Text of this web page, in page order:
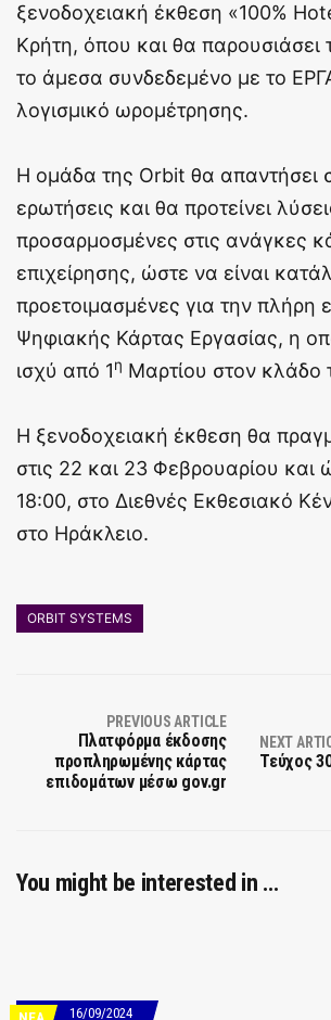
ξενοδοχειακή έκθεση «100%
Κρήτη, όπου και θα παρουσιάσει
το άμεσα συνδεδεμένο με το
λογισμικό ωρομέτρησης.
Η ομάδα της Orbit θα απαντήσει
ερωτήσεις και θα προτείνει
προσαρμοσμένες στις ανάγκες
επιχείρησης, ώστε να είναι
προετοιμασμένες για την πλήρη
Ψηφιακής Κάρτας Εργασίας, η
ισχύ από 1η Μαρτίου στον κλάδο
Η ξενοδοχειακή έκθεση θα
στις 22 και 23 Φεβρουαρίου και
18:00, στο Διεθνές Εκθεσιακό
στο Ηράκλειο.
ORBIT SYSTEMS
PREVIOUS ARTICLE
Πλατφόρμα έκδοσης
προπληρωμένης κάρτας
επιδομάτων μέσω gov.gr
NEXT
Τεύχος
You might be interested in …
16/09/2024